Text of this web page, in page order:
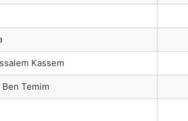
Kassem
Temim